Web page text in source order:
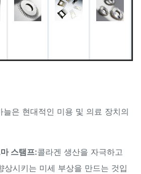
00.015mm
은 현대적인 미용 및 의료 장치의
스탬프:콜라겐 생산을 자극하고
상시키는 미세 부상을 만드는 것입